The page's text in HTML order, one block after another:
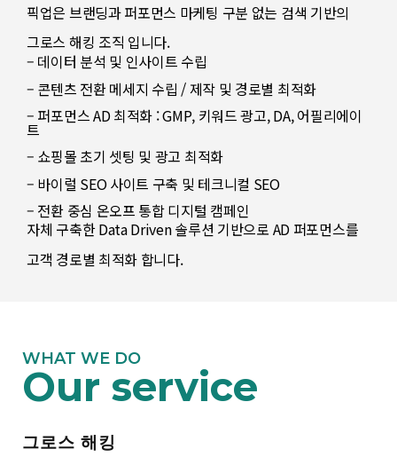
픽업은 브랜딩과 퍼포먼스 마케팅 구분 없는 검색 기반의
그로스 해킹 조직 입니다.
– 데이터 분석 및 인사이트 수립
– 콘텐츠 전환 메세지 수립 / 제작 및 경로별 최적화
– 퍼포먼스 AD 최적화 : GMP, 키워드 광고, DA, 어필리에이
트
– 쇼핑몰 초기 셋팅 및 광고 최적화
– 바이럴 SEO 사이트 구축 및 테크니컬 SEO
– 전환 중심 온오프 통합 디지털 캠페인
자체 구축한 Data Driven 솔루션 기반으로 AD 퍼포먼스를
고객 경로별 최적화 합니다.
WHAT WE DO
Our service
그로스 해킹